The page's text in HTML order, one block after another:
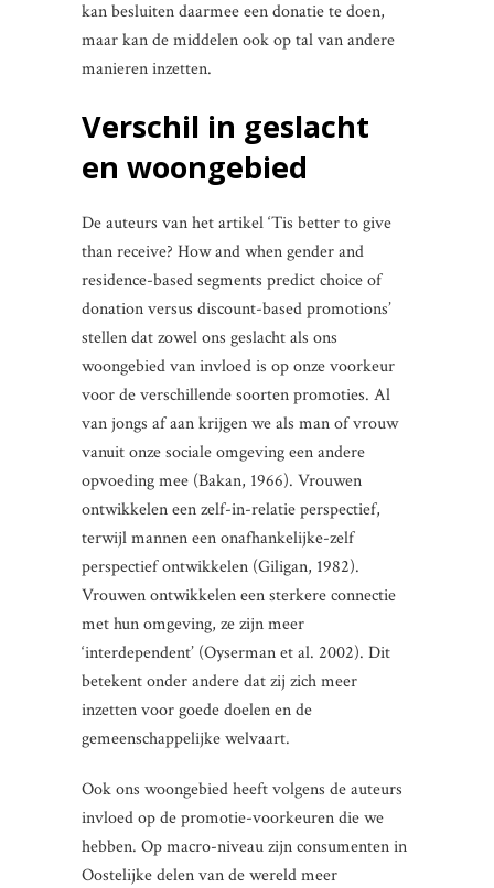
kan besluiten daarmee een donatie te doen,
maar kan de middelen ook op tal van andere
manieren inzetten.
Verschil in geslacht
en woongebied
De auteurs van het artikel ‘Tis better to give
than receive? How and when gender and
residence-based segments predict choice of
donation versus discount-based promotions’
stellen dat zowel ons geslacht als ons
woongebied van invloed is op onze voorkeur
voor de verschillende soorten promoties. Al
van jongs af aan krijgen we als man of vrouw
vanuit onze sociale omgeving een andere
opvoeding mee (Bakan, 1966). Vrouwen
ontwikkelen een zelf-in-relatie perspectief,
terwijl mannen een onafhankelijke-zelf
perspectief ontwikkelen (Giligan, 1982).
Vrouwen ontwikkelen een sterkere connectie
met hun omgeving, ze zijn meer
‘interdependent’ (Oyserman et al. 2002). Dit
betekent onder andere dat zij zich meer
inzetten voor goede doelen en de
gemeenschappelijke welvaart.
Ook ons woongebied heeft volgens de auteurs
invloed op de promotie-voorkeuren die we
hebben. Op macro-niveau zijn consumenten in
Oostelijke delen van de wereld meer